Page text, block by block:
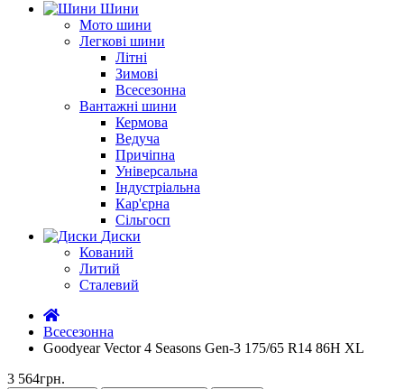
Шини
Мото шини
Легкові шини
Літні
Зимові
Всесезонна
Вантажні шини
Кермова
Ведуча
Причіпна
Універсальна
Індустріальна
Кар'єрна
Сільгосп
Диски
Кований
Литий
Сталевий
Всесезонна
Goodyear Vector 4 Seasons Gen-3 175/65 R14 86H XL
3 564грн.